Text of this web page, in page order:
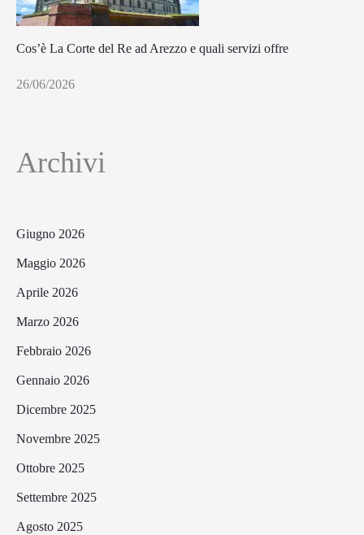
Cos’è La Corte del Re ad Arezzo e quali servizi offre
26/06/2026
Archivi
Giugno 2026
Maggio 2026
Aprile 2026
Marzo 2026
Febbraio 2026
Gennaio 2026
Dicembre 2025
Novembre 2025
Ottobre 2025
Settembre 2025
Agosto 2025